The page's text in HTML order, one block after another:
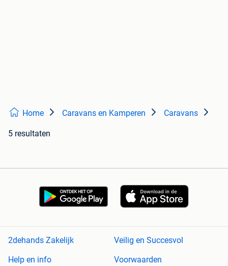
Home Caravans en Kamperen Caravans
5 resultaten
2dehands Zakelijk
Veilig en Succesvol
Help en info
Voorwaarden